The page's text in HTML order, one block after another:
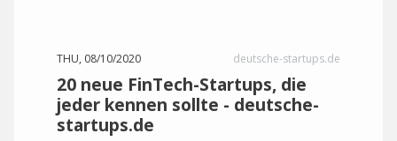
THU, 08/10/2020 deutsche-startups.de
20 neue FinTech-Startups, die
jeder kennen sollte - deutsche-
startups.de